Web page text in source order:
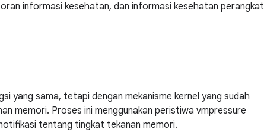
informasi kesehatan, dan informasi kesehatan perangkat
yang sama, tetapi dengan mekanisme kernel yang sudah
memori. Proses ini menggunakan peristiwa vmpressure
tentang tingkat tekanan memori.